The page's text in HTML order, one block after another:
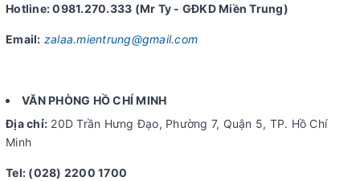
Hotline: 0981.270.333 (Mr Ty - GĐKD Miền Trung)
Email: zalaa.mientrung@gmail.com
VĂN PHÒNG HỒ CHÍ MINH
Địa chỉ: 20D Trần Hưng Đạo, Phường 7, Quận 5, TP. Hồ Chí
Minh
Tel: (028) 2200 1700